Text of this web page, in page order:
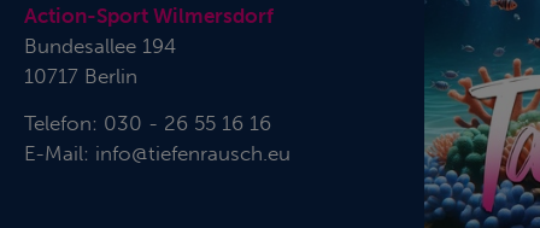
Action-Sport Wilmersdorf
Bundesallee 194
10717 Berlin
Telefon: 030 - 26 55 16 16
E-Mail: info@tiefenrausch.eu